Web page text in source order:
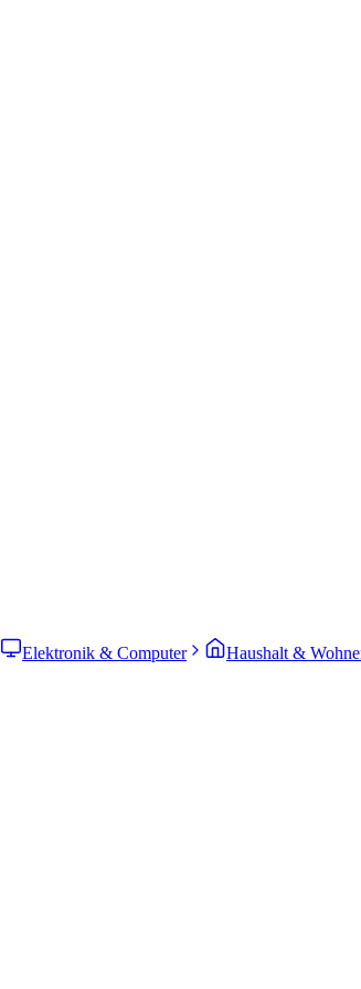
Elektronik & Computer Haushalt &